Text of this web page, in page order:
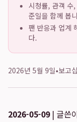
시청률, 관객 수
준일을 함께 봅
팬 반응과 업계
다.
2026년 5월 9일•보고십
2026-05-09 | 글쓴